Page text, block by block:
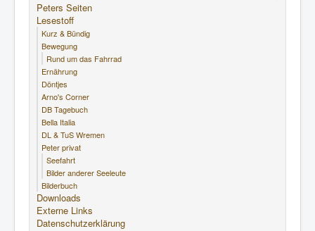
Peters Seiten
Lesestoff
Kurz & Bündig
Bewegung
Rund um das Fahrrad
Ernährung
Döntjes
Arno's Corner
DB Tagebuch
Bella Italia
DL & TuS Wremen
Peter privat
Seefahrt
Bilder anderer Seeleute
Bilderbuch
Downloads
Externe Links
Datenschutzerklärung